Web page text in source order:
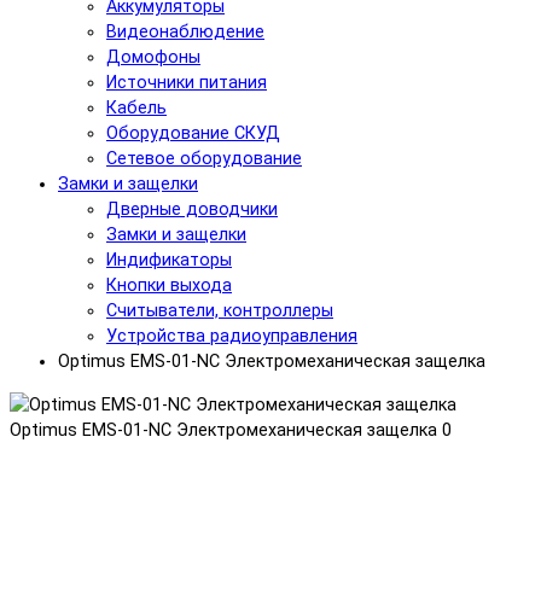
Аккумуляторы
Видеонаблюдение
Домофоны
Источники питания
Кабель
Оборудование СКУД
Сетевое оборудование
Замки и защелки
Дверные доводчики
Замки и защелки
Индификаторы
Кнопки выхода
Считыватели, контроллеры
Устройства радиоуправления
Optimus EMS-01-NC Электромеханическая защелка
Optimus EMS-01-NC Электромеханическая защелка 0